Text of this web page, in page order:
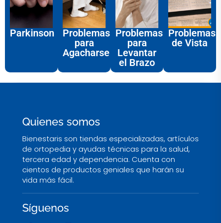
Parkinson
Problemas
para
Agacharse
Problemas
para
Levantar
el Brazo
Problemas
de Vista
Quienes somos
Bienestaris son tiendas especializadas, artículos
de ortopedia y ayudas técnicas para la salud,
tercera edad y dependencia. Cuenta con
cientos de productos geniales que harán su
vida más fácil.
Síguenos